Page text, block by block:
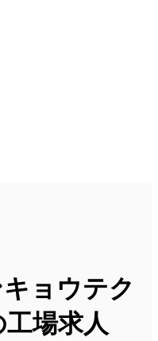
ョウテク
場求人